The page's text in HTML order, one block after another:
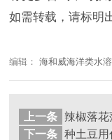
如需转载，请标明
编辑：海和威海洋类水
上一条
辣椒落花
下一条
种土豆用